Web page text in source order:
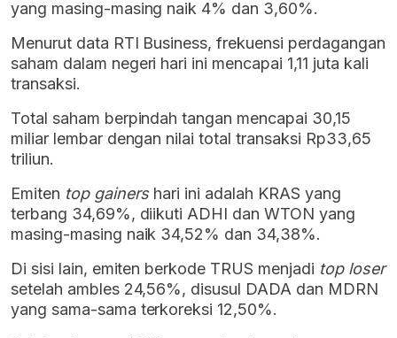
yang masing-masing naik 4% dan 3,60%.
Menurut data RTI Business, frekuensi perdagangan
saham dalam negeri hari ini mencapai 1,11 juta kali
transaksi.
Total saham berpindah tangan mencapai 30,15
miliar lembar dengan nilai total transaksi Rp33,65
triliun.
Emiten top gainershari ini adalah KRAS yang
terbang 34,69%, diikuti ADHI dan WTON yang
masing-masing naik 34,52% dan 34,38%.
Di sisi lain, emiten berkode TRUS menjadi top loser
setelah ambles 24,56%, disusul DADA dan MDRN
yang sama-sama terkoreksi 12,50%.